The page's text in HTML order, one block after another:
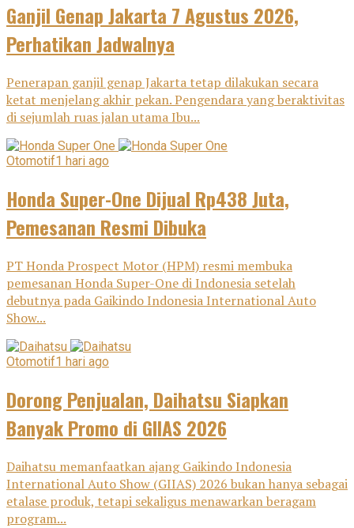
Ganjil Genap Jakarta 7 Agustus 2026,
Perhatikan Jadwalnya
Penerapan ganjil genap Jakarta tetap dilakukan secara
ketat menjelang akhir pekan. Pengendara yang beraktivitas
di sejumlah ruas jalan utama Ibu...
Otomotif1 hari ago
Honda Super-One Dijual Rp438 Juta,
Pemesanan Resmi Dibuka
PT Honda Prospect Motor (HPM) resmi membuka
pemesanan Honda Super-One di Indonesia setelah
debutnya pada Gaikindo Indonesia International Auto
Show...
Otomotif1 hari ago
Dorong Penjualan, Daihatsu Siapkan
Banyak Promo di GIIAS 2026
Daihatsu memanfaatkan ajang Gaikindo Indonesia
International Auto Show (GIIAS) 2026 bukan hanya sebagai
etalase produk, tetapi sekaligus menawarkan beragam
program...